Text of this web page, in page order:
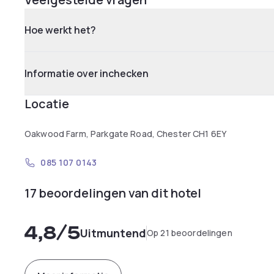
Hoe werkt het?
Informatie over inchecken
Locatie
Oakwood Farm, Parkgate Road, Chester CH1 6EY
085 107 0143
17 beoordelingen van dit hotel
4,8/5UitmuntendOp 21 beoordelingen